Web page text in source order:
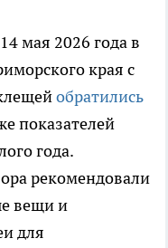
мая 2026 года в
края с
обратились
показателей
года.
рекомендовали
вещи и
для